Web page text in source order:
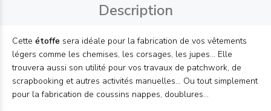
Description
Cette étoffe sera idéale pour la fabrication de vos vêtements
légers comme les chemises, les corsages, les jupes... Elle
trouvera aussi son utilité pour vos travaux de patchwork, de
scrapbooking et autres activités manuelles... Ou tout simplement
pour la fabrication de coussins nappes, doublures...